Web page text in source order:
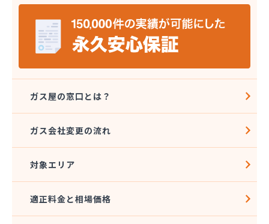
伊藤プロパン
伊藤忠エネクスホームライフ中部株式会社 碧南営
業所
伊藤忠エネクスホームライフ中部株式会社 名古屋
稲垣商事
稲垣商店
栄燃料合資会社
奥田米穀店
加藤燃料店
加藤豊昭
河村燃料店
ガス屋の窓口とは？
ガス会社変更の流れ
対象エリア
適正料金と相場価格